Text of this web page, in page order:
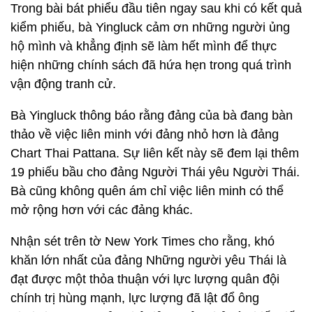
Trong bài bát phiểu đầu tiên ngay sau khi có kết quả
kiểm phiếu, bà Yingluck cảm ơn những người ủng
hộ mình và khẳng định sẽ làm hết mình để thực
hiện những chính sách đã hứa hẹn trong quá trình
vận động tranh cử.
Bà Yingluck thông báo rằng đảng của bà đang bàn
thảo về việc liên minh với đảng nhỏ hơn là đảng
Chart Thai Pattana. Sự liên kết này sẽ đem lại thêm
19 phiếu bầu cho đảng Người Thái yêu Người Thái.
Bà cũng không quên ám chỉ việc liên minh có thể
mở rộng hơn với các đảng khác.
Nhận sét trên tờ New York Times cho rằng, khó
khăn lớn nhất của đảng Những người yêu Thái là
đạt được một thỏa thuận với lực lượng quân đội
chính trị hùng mạnh, lực lượng đã lật đổ ông